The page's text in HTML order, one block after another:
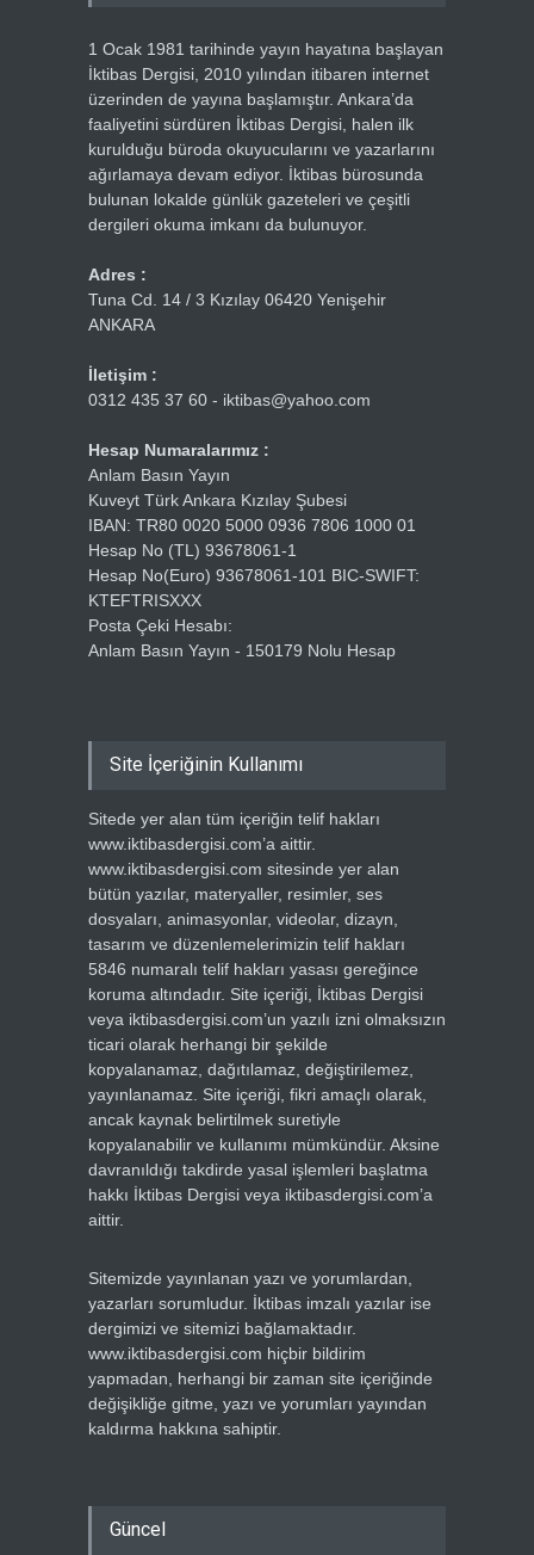
1 Ocak 1981 tarihinde yayın hayatına başlayan
İktibas Dergisi, 2010 yılından itibaren internet
üzerinden de yayına başlamıştır. Ankara’da
faaliyetini sürdüren İktibas Dergisi, halen ilk
kurulduğu büroda okuyucularını ve yazarlarını
ağırlamaya devam ediyor. İktibas bürosunda
bulunan lokalde günlük gazeteleri ve çeşitli
dergileri okuma imkanı da bulunuyor.
Adres :
Tuna Cd. 14 / 3 Kızılay 06420 Yenişehir
ANKARA
İletişim :
0312 435 37 60 - iktibas@yahoo.com
Hesap Numaralarımız :
Anlam Basın Yayın
Kuveyt Türk Ankara Kızılay Şubesi
IBAN: TR80 0020 5000 0936 7806 1000 01
Hesap No (TL) 93678061-1
Hesap No(Euro) 93678061-101 BIC-SWIFT:
KTEFTRISXXX
Posta Çeki Hesabı:
Anlam Basın Yayın - 150179 Nolu Hesap
Site İçeriğinin Kullanımı
Sitede yer alan tüm içeriğin telif hakları
www.iktibasdergisi.com’a aittir.
www.iktibasdergisi.com sitesinde yer alan
bütün yazılar, materyaller, resimler, ses
dosyaları, animasyonlar, videolar, dizayn,
tasarım ve düzenlemelerimizin telif hakları
5846 numaralı telif hakları yasası gereğince
koruma altındadır. Site içeriği, İktibas Dergisi
veya iktibasdergisi.com’un yazılı izni olmaksızın
ticari olarak herhangi bir şekilde
kopyalanamaz, dağıtılamaz, değiştirilemez,
yayınlanamaz. Site içeriği, fikri amaçlı olarak,
ancak kaynak belirtilmek suretiyle
kopyalanabilir ve kullanımı mümkündür. Aksine
davranıldığı takdirde yasal işlemleri başlatma
hakkı İktibas Dergisi veya iktibasdergisi.com’a
aittir.
Sitemizde yayınlanan yazı ve yorumlardan,
yazarları sorumludur. İktibas imzalı yazılar ise
dergimizi ve sitemizi bağlamaktadır.
www.iktibasdergisi.com hiçbir bildirim
yapmadan, herhangi bir zaman site içeriğinde
değişikliğe gitme, yazı ve yorumları yayından
kaldırma hakkına sahiptir.
Güncel